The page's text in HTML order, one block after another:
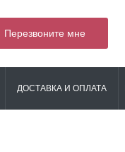
Перезвоните мне
ДОСТАВКА И ОПЛАТА